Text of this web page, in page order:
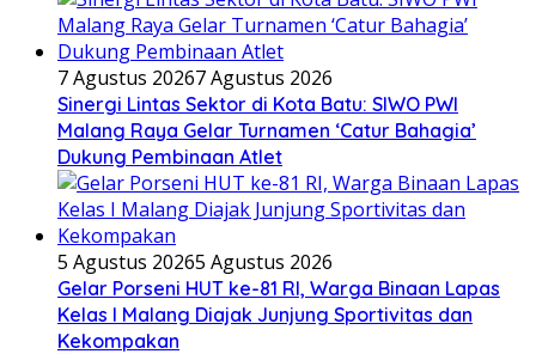
7 Agustus 20267 Agustus 2026
Sinergi Lintas Sektor di Kota Batu: SIWO PWI
Malang Raya Gelar Turnamen ‘Catur Bahagia’
Dukung Pembinaan Atlet
5 Agustus 20265 Agustus 2026
Gelar Porseni HUT ke-81 RI, Warga Binaan Lapas
Kelas I Malang Diajak Junjung Sportivitas dan
Kekompakan